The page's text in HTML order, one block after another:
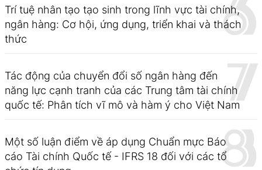
Trí tuệ nhân tạo tạo sinh trong lĩnh vực tài chính,
ngân hàng: Cơ hội, ứng dụng, triển khai và thách
thức
Tác động của chuyển đổi số ngân hàng đến
năng lực cạnh tranh của các Trung tâm tài chính
quốc tế: Phân tích vĩ mô và hàm ý cho Việt Nam
Một số luận điểm về áp dụng Chuẩn mực Báo
cáo Tài chính Quốc tế - IFRS 18 đối với các tổ